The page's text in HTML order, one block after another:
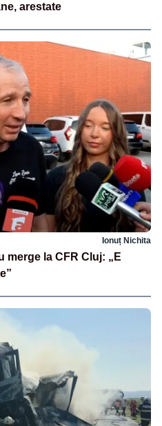
arestate
Ionuț Nichita
merge la CFR Cluj: „E